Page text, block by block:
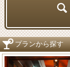
プランから探す